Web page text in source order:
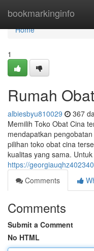
bookmarkinginfo
Home
Home
1
Rumah
albiesbyu810029 367
Memilih Toko Obat Cina
mendapatkan
pilihan toko obat cina
kualitas yang sama.
https://
Comments
Comments
Submit a Comment
No HTML